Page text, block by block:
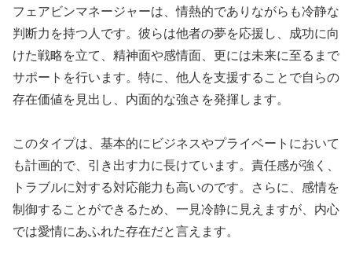
フェアビンマネージャーは、情熱的でありながらも冷静な
判断力を持つ人です。彼らは他者の夢を応援し、成功に向
けた戦略を立て、精神面や感情面、更には未来に至るまで
サポートを行います。特に、他人を支援することで自らの
存在価値を見出し、内面的な強さを発揮します。
このタイプは、基本的にビジネスやプライベートにおいて
も計画的で、引き出す力に長けています。責任感が強く、
トラブルに対する対応能力も高いのです。さらに、感情を
制御することができるため、一見冷静に見えますが、内心
では愛情にあふれた存在だと言えます。